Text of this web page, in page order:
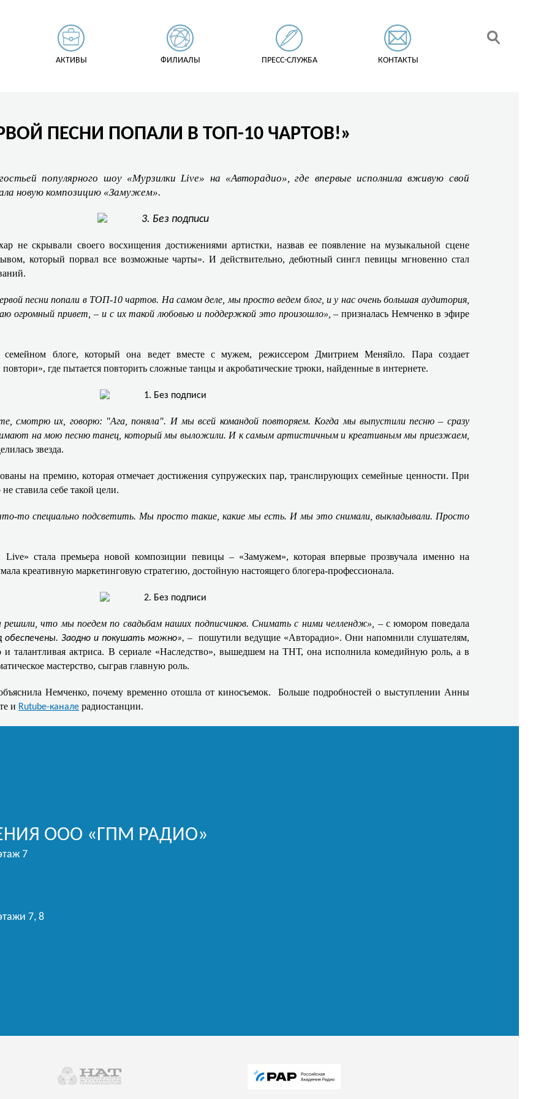
АКТИВЫ ФИЛИАЛЫ ПРЕСС-СЛУЖБА КОНТАКТЫ
ПЕСНИ ПОПАЛИ В ТОП-10 ЧАРТОВ!»
популярного шоу «Мурзилки Live» на «Авторадио», где впервые исполнила вживую свой
новую композицию «Замужем».
не скрывали своего восхищения достижениями артистки, назвав ее появление на музыкальной сцене
который порвал все возможные чарты». И действительно, дебютный сингл певицы мгновенно стал
песни попали в ТОП-10 чартов. На самом деле, мы просто ведем блог, и у нас очень большая аудитория,
огромный привет, – и с их такой любовью и поддержкой это произошло», – призналась Немченко в эфире
семейном блоге, который она ведет вместе с мужем, режиссером Дмитрием Меняйло. Пара создает
где пытается повторить сложные танцы и акробатические трюки, найденные в интернете.
смотрю их, говорю: "Ага, поняла". И мы всей командой повторяем. Когда мы выпустили песню – сразу
на мою песню танец, который мы выложили. И к самым артистичным и креативным мы приезжаем,
звезда.
на премию, которая отмечает достижения супружеских пар, транслирующих семейные ценности. При
ставила себе такой цели.
то специально подсветить. Мы просто такие, какие мы есть. И мы это снимали, выкладывали. Просто
стала премьера новой композиции певицы – «Замужем», которая впервые прозвучала именно на
креативную маркетинговую стратегию, достойную настоящего блогера-профессионала.
что мы поедем по свадьбам наших подписчиков. Снимать с ними челлендж»,
– с юмором поведала
обеспечены. Заодно и покушать можно», – пошутили ведущие «Авторадио». Они напомнили слушателям,
талантливая актриса. В сериале «Наследство», вышедшем на ТНТ, она исполнила комедийную роль, а в
мастерство, сыграв главную роль.
Немченко, почему временно отошла от киносъемок. ​ Больше подробностей о выступлении Анны
и Rutube-канале радиостанции.
ООО «ГПМ РАДИО»
7
7, 8